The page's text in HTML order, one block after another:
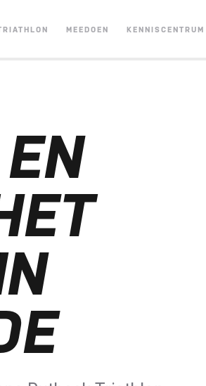
MEEDOEN KENNISCENTRUM